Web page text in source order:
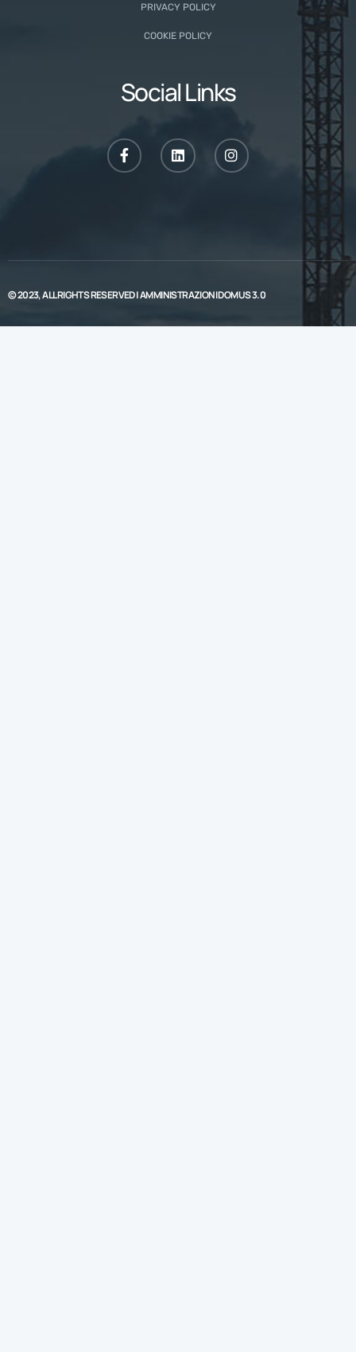
PRIVACY POLICY
COOKIE POLICY
Social Links
© 2023, ALL RIGHTS RESERVED |AMMINISTRAZIONI DOMUS 3.0